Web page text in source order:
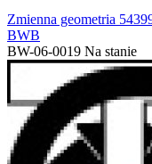
Zmienna geometria
BWB
BW-06-0019 Na stanie